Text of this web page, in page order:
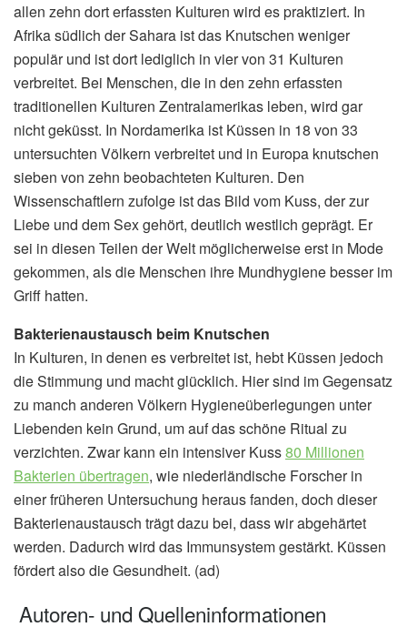
allen zehn dort erfassten Kulturen wird es praktiziert. In
Afrika südlich der Sahara ist das Knutschen weniger
populär und ist dort lediglich in vier von 31 Kulturen
verbreitet. Bei Menschen, die in den zehn erfassten
traditionellen Kulturen Zentralamerikas leben, wird gar
nicht geküsst. In Nordamerika ist Küssen in 18 von 33
untersuchten Völkern verbreitet und in Europa knutschen
sieben von zehn beobachteten Kulturen. Den
Wissenschaftlern zufolge ist das Bild vom Kuss, der zur
Liebe und dem Sex gehört, deutlich westlich geprägt. Er
sei in diesen Teilen der Welt möglicherweise erst in Mode
gekommen, als die Menschen ihre Mundhygiene besser im
Griff hatten.
Bakterienaustausch beim Knutschen
In Kulturen, in denen es verbreitet ist, hebt Küssen jedoch
die Stimmung und macht glücklich. Hier sind im Gegensatz
zu manch anderen Völkern Hygieneüberlegungen unter
Liebenden kein Grund, um auf das schöne Ritual zu
verzichten. Zwar kann ein intensiver Kuss80 Millionen
Bakterien übertragen, wie niederländische Forscher in
einer früheren Untersuchung heraus fanden, doch dieser
Bakterienaustausch trägt dazu bei, dass wir abgehärtet
werden. Dadurch wird das Immunsystem gestärkt. Küssen
fördert also die Gesundheit. (ad)
Autoren- und Quelleninformationen